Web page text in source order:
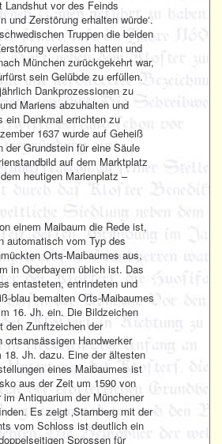
Landshut vor des Feinds
und Zerstörung erhalten würde‘.
Truppen die beiden
verlassen hatten und
München zurückgekehrt war,
sein Gelübde zu erfüllen.
Dankprozessionen zu
Mariens abzuhalten und
ein Denkmal errichten zu
1637 wurde auf Geheiß
der Grundstein für eine Säule
auf dem Marktplatz
heutigen Marienplatz –
einem Maibaum die Rede ist,
automatisch vom Typ des
Orts-Maibaumes aus,
in Oberbayern üblich ist. Das
entasteten, entrindeten und
blau bemalten Orts-Maibaumes
16. Jh. ein. Die Bildzeichen
den Zunftzeichen der
ortsansässigen Handwerker
18. Jh. dazu. Eine der ältesten
eines Maibaumes ist
aus der Zeit um 1590 von
im Antiquarium der Münchener
Es zeigt ‚Starnberg mit der
vom Schloss ist deutlich ein
Sprossen für